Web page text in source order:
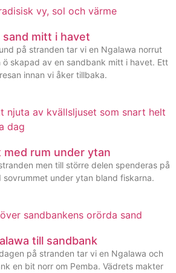
sand mitt i havet
på stranden tar vi en Ngalawa norrut
skapad av en sandbank mitt i havet. Ett
innan vi åker tillbaka.
med rum under ytan
men till större delen spenderas på
under ytan bland fiskarna.
till sandbank
på stranden tar vi en Ngalawa och
en bit norr om Pemba. Vädrets makter